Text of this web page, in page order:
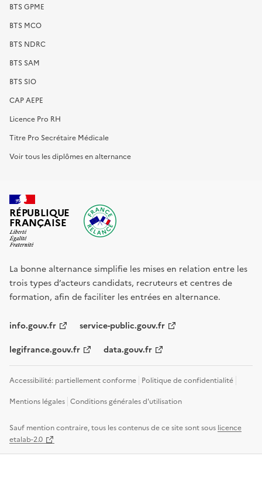
BTS GPME
BTS MCO
BTS NDRC
BTS SAM
BTS SIO
CAP AEPE
Licence Pro RH
Titre Pro Secrétaire Médicale
Voir tous les diplômes en alternance
RÉPUBLIQUE
FRANÇAISE
La bonne alternance simplifie les mises en relation entre les
trois types d’acteurs candidats, recruteurs et centres de
formation, afin de faciliter les entrées en alternance.
info.gouv.fr service-public.gouv.fr
legifrance.gouv.fr data.gouv.fr
Accessibilité: partiellement conforme Politique de confidentialité
Mentions légales Conditions générales d'utilisation
Sauf mention contraire, tous les contenus de ce site sont sous licence
etalab-2.0